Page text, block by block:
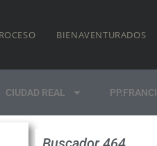
BIENAVENTURADOS
CIUDAD REAL